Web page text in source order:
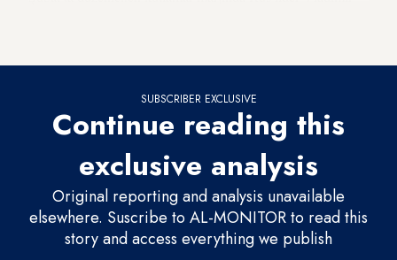
SUBSCRIBER EXCLUSIVE
Continue reading this
exclusive analysis
Original reporting and analysis unavailable
elsewhere. Suscribe to AL-MONITOR to read this
story and access everything we publish